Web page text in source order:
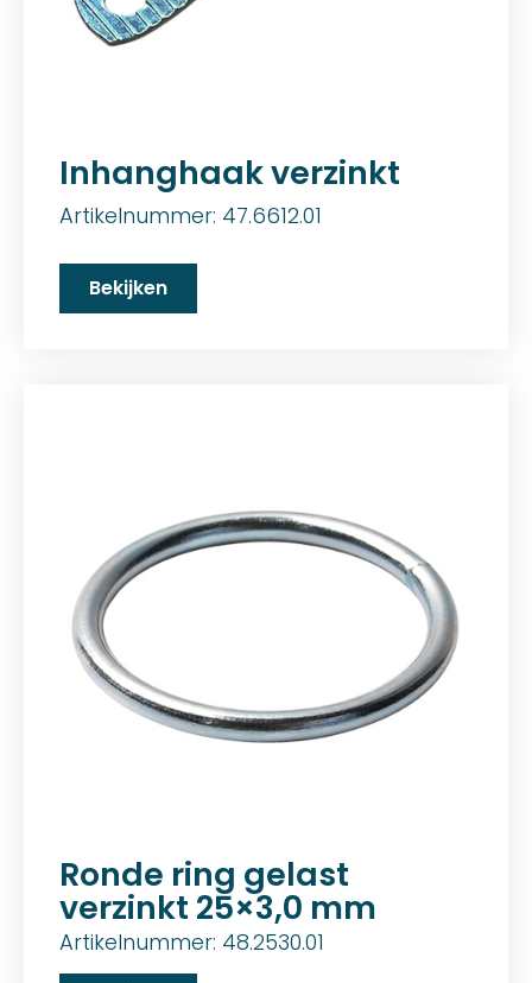
Inhanghaak verzinkt
Artikelnummer: 47.6612.01
Bekijken
Ronde ring gelast
verzinkt 25×3,0 mm
Artikelnummer: 48.2530.01